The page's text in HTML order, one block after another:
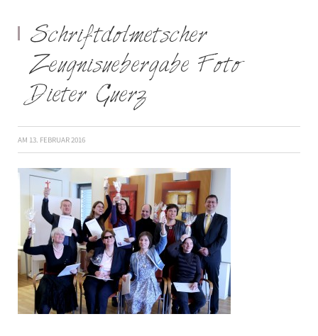
Schriftdolmetscher
Zeugnisuebergabe Foto
Dieter Guerz
AM 13. FEBRUAR 2016